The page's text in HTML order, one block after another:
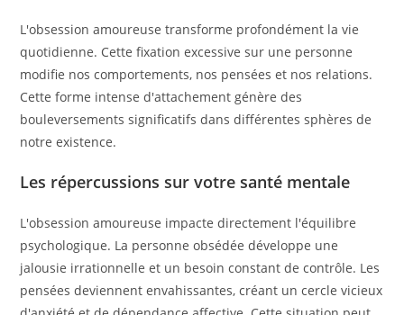
L'obsession amoureuse transforme profondément la vie
quotidienne. Cette fixation excessive sur une personne
modifie nos comportements, nos pensées et nos relations.
Cette forme intense d'attachement génère des
bouleversements significatifs dans différentes sphères de
notre existence.
Les répercussions sur votre santé mentale
L'obsession amoureuse impacte directement l'équilibre
psychologique. La personne obsédée développe une
jalousie irrationnelle et un besoin constant de contrôle. Les
pensées deviennent envahissantes, créant un cercle vicieux